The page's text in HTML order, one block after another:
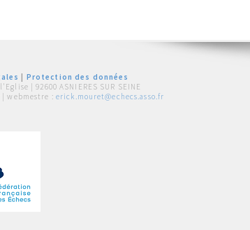
Protection des données
| 92600 ASNIERES SUR SEINE
| webmestre : erick.mouret@echecs.asso.fr